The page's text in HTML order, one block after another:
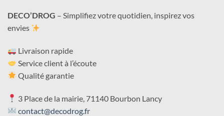
DECO’DROG – Simplifiez votre quotidien, inspirez vos
envies
Livraison rapide
Service client à l’écoute
Qualité garantie
3 Place de la mairie, 71140 Bourbon Lancy
contact@decodrog.fr